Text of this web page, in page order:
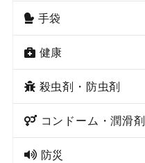
手袋
健康
殺虫剤・防虫剤
コンドーム・潤滑剤
防災